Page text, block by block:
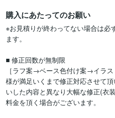
購入にあたってのお願い
※お見積りが終わってない場合は必
ます。
■ 修正回数が無制限
［ラフ案→ベース色付け案→イラ
様が満足いくまで修正対応させて
いした内容と異なり大幅な修正(衣
料金を頂く場合がございます。